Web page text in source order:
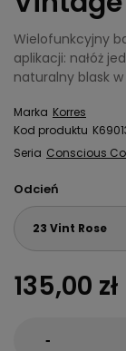
Wielofunkcyjny
aplikacji: nałóż
naturalny blask w
Marka Korres
Kod produktu
Seria Conscious
Odcień
23 Vint Rose
135,00 zł
-